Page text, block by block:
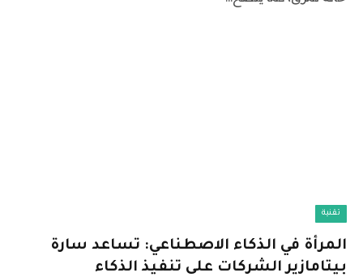
تقنية
المرأة في الذكاء الاصطناعي: تساعد سارة
بيتامازير الشركات على تنفيذ الذكاء